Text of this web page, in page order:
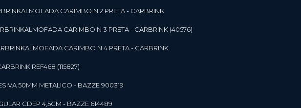
ALMOFADA CARIMBO N 2 PRETA - CARBRINK
ALMOFADA CARIMBO N 3 PRETA - CARBRINK (40576)
ALMOFADA CARIMBO N 4 PRETA - CARBRINK
REF468 (115827)
50MM METALICO - BAZZE 900319
CDEP 4,5CM - BAZZE 614489